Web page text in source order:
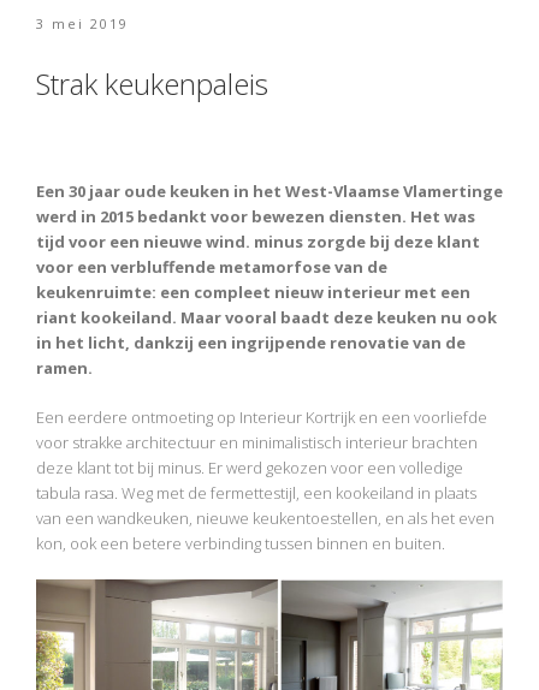
Geplaatst
3 mei 2019
Strak keukenpaleis
Een 30 jaar oude keuken in het West-Vlaamse Vlamertinge
werd in 2015 bedankt voor bewezen diensten. Het was
tijd voor een nieuwe wind. minus zorgde bij deze klant
voor een verbluffende metamorfose van de
keukenruimte: een compleet nieuw interieur met een
riant kookeiland. Maar vooral baadt deze keuken nu ook
in het licht, dankzij een ingrijpende renovatie van de
ramen.
Een eerdere ontmoeting op Interieur Kortrijk en een voorliefde
voor strakke architectuur en minimalistisch interieur brachten
deze klant tot bij minus. Er werd gekozen voor een volledige
tabula rasa. Weg met de fermettestijl, een kookeiland in plaats
van een wandkeuken, nieuwe keukentoestellen, en als het even
kon, ook een betere verbinding tussen binnen en buiten.